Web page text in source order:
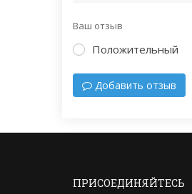
Ваш отзыв
Положительный
Добавить отзыв
ПРИСОЕДИНЯЙТЕСЬ